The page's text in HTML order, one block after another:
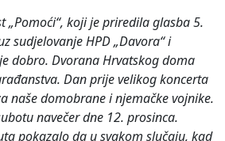
„Pomoći“, koji je priredila glasba 5.
sudjelovanje HPD „Davora“ i
dobro. Dvorana Hrvatskog doma
Dan prije velikog koncerta
naše domobrane i njemačke vojnike.
navečer dne 12. prosinca.
pokazalo da u svakom slučaju, kad